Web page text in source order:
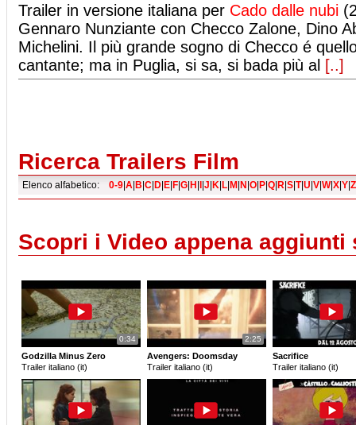
Trailer in versione italiana per Cado dalle nubi
Gennaro Nunziante con Checco Zalone, Dino
Michelini. Il più grande sogno di Checco é
cantante; ma in Puglia, si sa, si bada più al [..]
Ricerca Trailers Film
Elenco alfabetico: 0-9|A|B|C|D|E|F|G|H|I|J|K|L|M|N|O|P|Q|R|S|T|U|V|W|X|Y|Z
Scopri i Video appena aggiunti
0:34
Godzilla Minus Zero
Trailer italiano (it)
2:25
Avengers: Doomsday
Trailer italiano (it)
Sacrifice
Trailer italiano (it)